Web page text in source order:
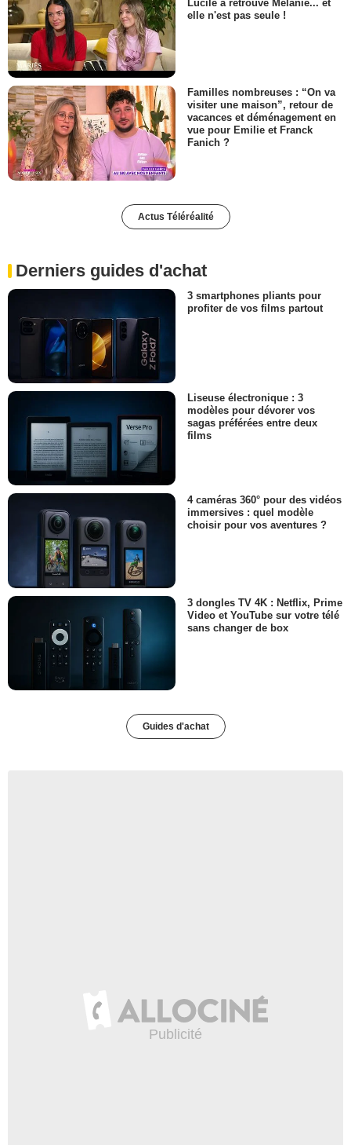
Lucile a retrouvé Mélanie... et
elle n'est pas seule !
Familles nombreuses : “On va
visiter une maison”, retour de
vacances et déménagement en
vue pour Emilie et Franck
Fanich ?
Actus Téléréalité
Derniers guides d'achat
3 smartphones pliants pour
profiter de vos films partout
Liseuse électronique : 3
modèles pour dévorer vos
sagas préférées entre deux
films
4 caméras 360° pour des vidéos
immersives : quel modèle
choisir pour vos aventures ?
3 dongles TV 4K : Netflix, Prime
Video et YouTube sur votre télé
sans changer de box
Guides d'achat